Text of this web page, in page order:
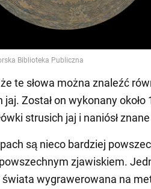
te słowa można znaleźć
Został on wykonany około
strusich jaj i naniósł
są nieco bardziej
zjawiskiem.
wygrawerowana na